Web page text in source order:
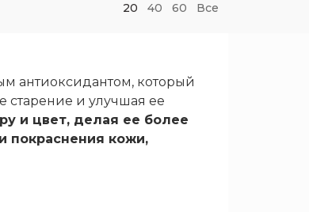
20 40 60 Все
антиоксидантом, который
старение и улучшая ее
и цвет, делая ее более
покраснения кожи,